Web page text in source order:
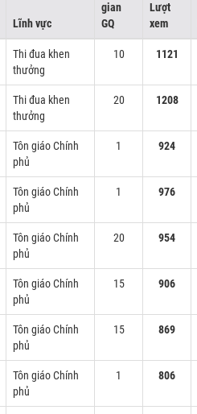
Lĩnh vực
gian
GQ
Lượt
xem
Thi đua khen
thưởng
10 1121
Thi đua khen
thưởng
20 1208
Tôn giáo Chính
phủ
1 924
Tôn giáo Chính
phủ
1 976
Tôn giáo Chính
phủ
20 954
Tôn giáo Chính
phủ
15 906
Tôn giáo Chính
phủ
15 869
Tôn giáo Chính
phủ
1 806